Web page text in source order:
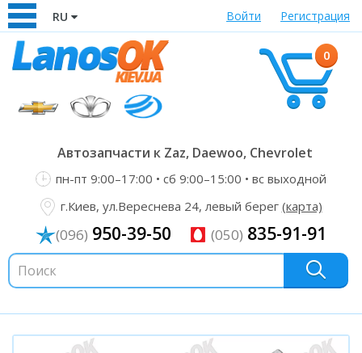
RU Войти Регистрация
0
Автозапчасти к Zaz, Daewoo, Chevrolet
пн-пт 9:00–17:00 • сб 9:00–15:00 • вс выходной
г.Киев, ул.Вереснева 24, левый берег (карта)
(096) 950-39-50 (050) 835-91-91